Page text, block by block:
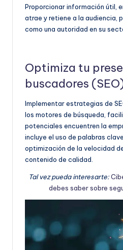
Proporcionar información útil,
atrae y retiene a la audiencia,
como una autoridad en su
Optimiza tu
buscadores
Implementar estrategias de
los motores de búsqueda,
potenciales encuentren la
incluye el uso de palabras
optimización de la velocidad
contenido de calidad.
Tal vez pueda interesarte:
debes saber sobre